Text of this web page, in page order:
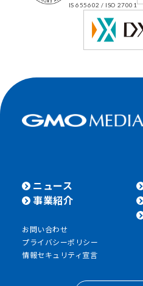
IS 655602 / ISO 27001
ニュース
事業紹介
お問い合わせ
プライバシーポリシー
情報セキュリティ宣言